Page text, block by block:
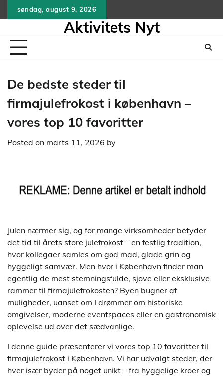
to
søndag, august 9, 2026
Aktivitets Nyt
De bedste steder til
firmajulefrokost i københavn –
vores top 10 favoritter
Posted on marts 11, 2026 by
Julen nærmer sig, og for mange virksomheder betyder
det tid til årets store julefrokost – en festlig tradition,
hvor kollegaer samles om god mad, glade grin og
hyggeligt samvær. Men hvor i København finder man
egentlig de mest stemningsfulde, sjove eller eksklusive
rammer til firmajulefrokosten? Byen bugner af
muligheder, uanset om I drømmer om historiske
omgivelser, moderne eventspaces eller en gastronomisk
oplevelse ud over det sædvanlige.
I denne guide præsenterer vi vores top 10 favoritter til
firmajulefrokost i København. Vi har udvalgt steder, der
hver især byder på noget unikt – fra hyggelige kroer og